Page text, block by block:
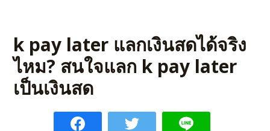
k pay later แลกเงินสดได้จริง
ไหม? สนใจแลก k pay later
เป็นเงินสด